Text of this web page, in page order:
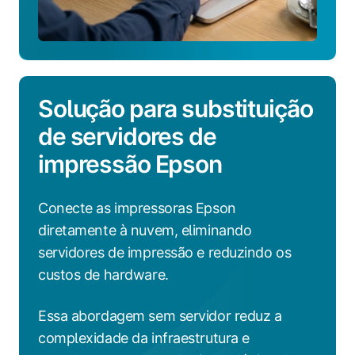
Solução para substituição
de servidores de
impressão Epson
Conecte as impressoras Epson
diretamente à nuvem, eliminando
servidores de impressão e reduzindo os
custos de hardware.
Essa abordagem sem servidor reduz a
complexidade da infraestrutura e